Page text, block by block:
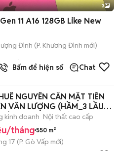
3
11 A16 128GB Like New
Đình (P. Khương Đình mới)
đã
bán
Bấm để hiện số Chat
NGUYÊN CĂN MẶT TIỀN
VĂN LƯỢNG (HẦM_3 LẦU
ĐẸP
kinh doanh Nội thất cao cấp
tháng 550 m²
17 (P. Gò Vấp mới)